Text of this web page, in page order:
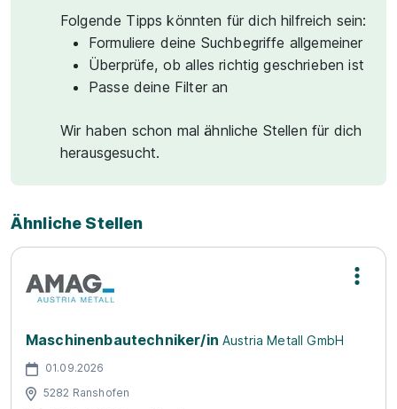
Folgende Tipps könnten für dich hilfreich sein:
Formuliere deine Suchbegriffe allgemeiner
Überprüfe, ob alles richtig geschrieben ist
Passe deine Filter an
Wir haben schon mal ähnliche Stellen für dich
herausgesucht.
Ähnliche Stellen
Maschinenbautechniker/in Austria Metall GmbH
01.09.2026
5282 Ranshofen